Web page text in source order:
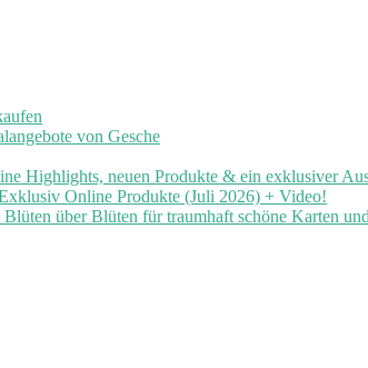
von Gesche
Highlights, neuen Produkte & ein exklusiver
Online Produkte (Juli 2026) + Video!
über Blüten für traumhaft schöne Karten